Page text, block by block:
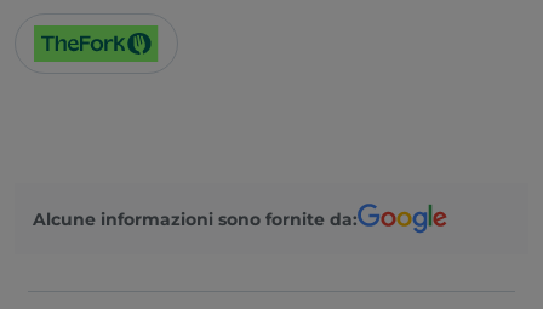
Google Pay
Alcune informazioni sono fornite da: